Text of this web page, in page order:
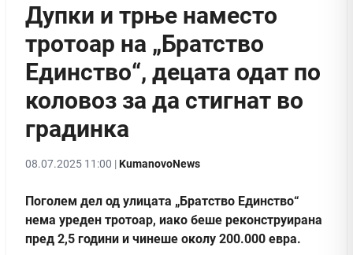
Дупки и трње наместо
тротоар на „Братство
Единство“, децата одат по
коловоз за да стигнат во
градинка
08.07.2025 11:00 |KumanovoNews
Поголем дел од улицата „Братство Единство“
нема уреден тротоар, иако беше реконструирана
пред 2,5 години и чинеше околу 200.000 евра.